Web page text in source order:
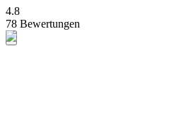
4.8
78 Bewertungen